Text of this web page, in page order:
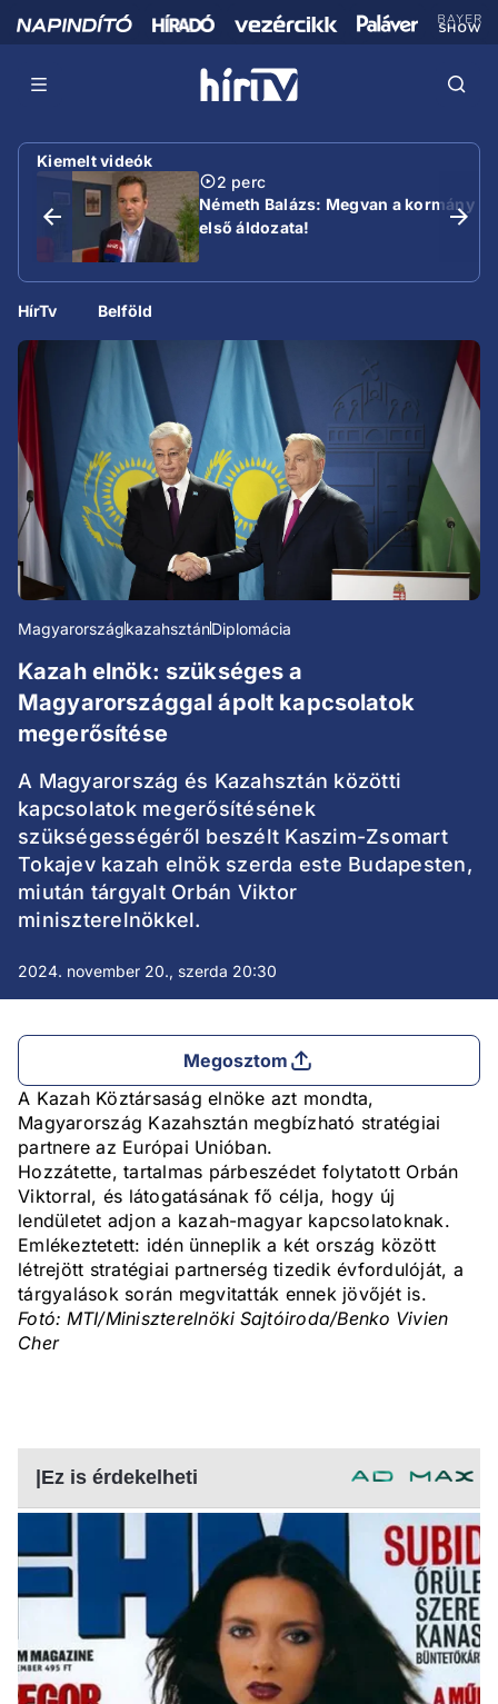
Kiemelt videók
2 perc
Németh Balázs: Megvan a kormány
első áldozata!
HírTv Belföld
MagyarországkazahsztánDiplomácia
Kazah elnök: szükséges a
Magyarországgal ápolt kapcsolatok
megerősítése
A Magyarország és Kazahsztán közötti
kapcsolatok megerősítésének
szükségességéről beszélt Kaszim-Zsomart
Tokajev kazah elnök szerda este Budapesten,
miután tárgyalt Orbán Viktor
miniszterelnökkel.
2024. november 20., szerda 20:30
Megosztom
A Kazah Köztársaság elnöke azt mondta,
Magyarország Kazahsztán megbízható stratégiai
partnere az Európai Unióban.
Hozzátette, tartalmas párbeszédet folytatott Orbán
Viktorral, és látogatásának fő célja, hogy új
lendületet adjon a kazah-magyar kapcsolatoknak.
Emlékeztetett: idén ünneplik a két ország között
létrejött stratégiai partnerség tizedik évfordulóját, a
tárgyalások során megvitatták ennek jövőjét is.
Fotó: MTI/Miniszterelnöki Sajtóiroda/Benko Vivien
Cher